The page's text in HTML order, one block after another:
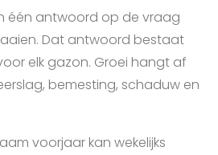
één antwoord op de vraag
Dat antwoord bestaat
elk gazon. Groei hangt af
bemesting, schaduw en
voorjaar kan wekelijks